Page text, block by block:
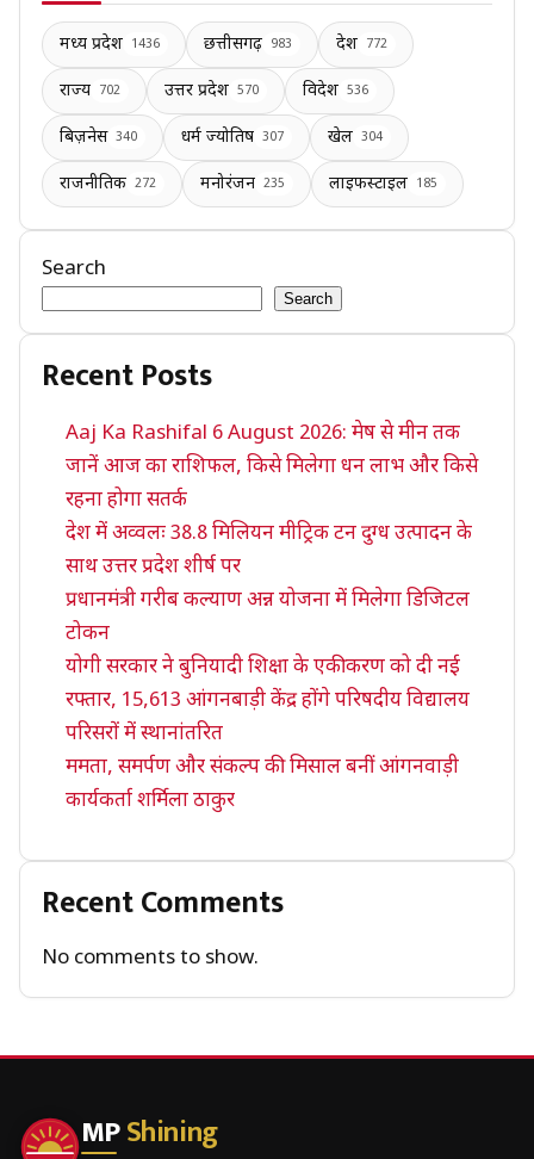
मध्य प्रदेश 1436 छत्तीसगढ़ 983 देश 772
राज्य 702 उत्तर प्रदेश 570 विदेश 536
बिज़नेस 340 धर्म ज्योतिष 307 खेल 304
राजनीतिक 272 मनोरंजन 235 लाइफस्टाइल 185
Search
Search
Recent Posts
Aaj Ka Rashifal 6 August 2026: मेष से मीन तक
जानें आज का राशिफल, किसे मिलेगा धन लाभ और किसे
रहना होगा सतर्क
देश में अव्वलः 38.8 मिलियन मीट्रिक टन दुग्ध उत्पादन के
साथ उत्तर प्रदेश शीर्ष पर
प्रधानमंत्री गरीब कल्याण अन्न योजना में मिलेगा डिजिटल
टोकन
योगी सरकार ने बुनियादी शिक्षा के एकीकरण को दी नई
रफ्तार, 15,613 आंगनबाड़ी केंद्र होंगे परिषदीय विद्यालय
परिसरों में स्थानांतरित
ममता, समर्पण और संकल्प की मिसाल बनीं आंगनवाड़ी
कार्यकर्ता शर्मिला ठाकुर
Recent Comments
No comments to show.
MPShining